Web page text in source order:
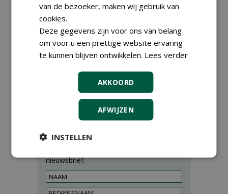
nieuwsbrief.
van de bezoeker, maken wij gebruik van
cookies.
Deze gegevens zijn voor ons van belang
om voor u een prettige website ervaring
te kunnen blijven ontwikkelen. Lees verder
AKKOORD
AFWIJZEN
INSTELLEN